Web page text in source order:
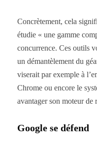
Concrètement, cela
étudie « une gamme
concurrence. Ces outils
un démantèlement du
viserait par exemple à
Chrome ou encore le
avantager son moteur de
Google se défend